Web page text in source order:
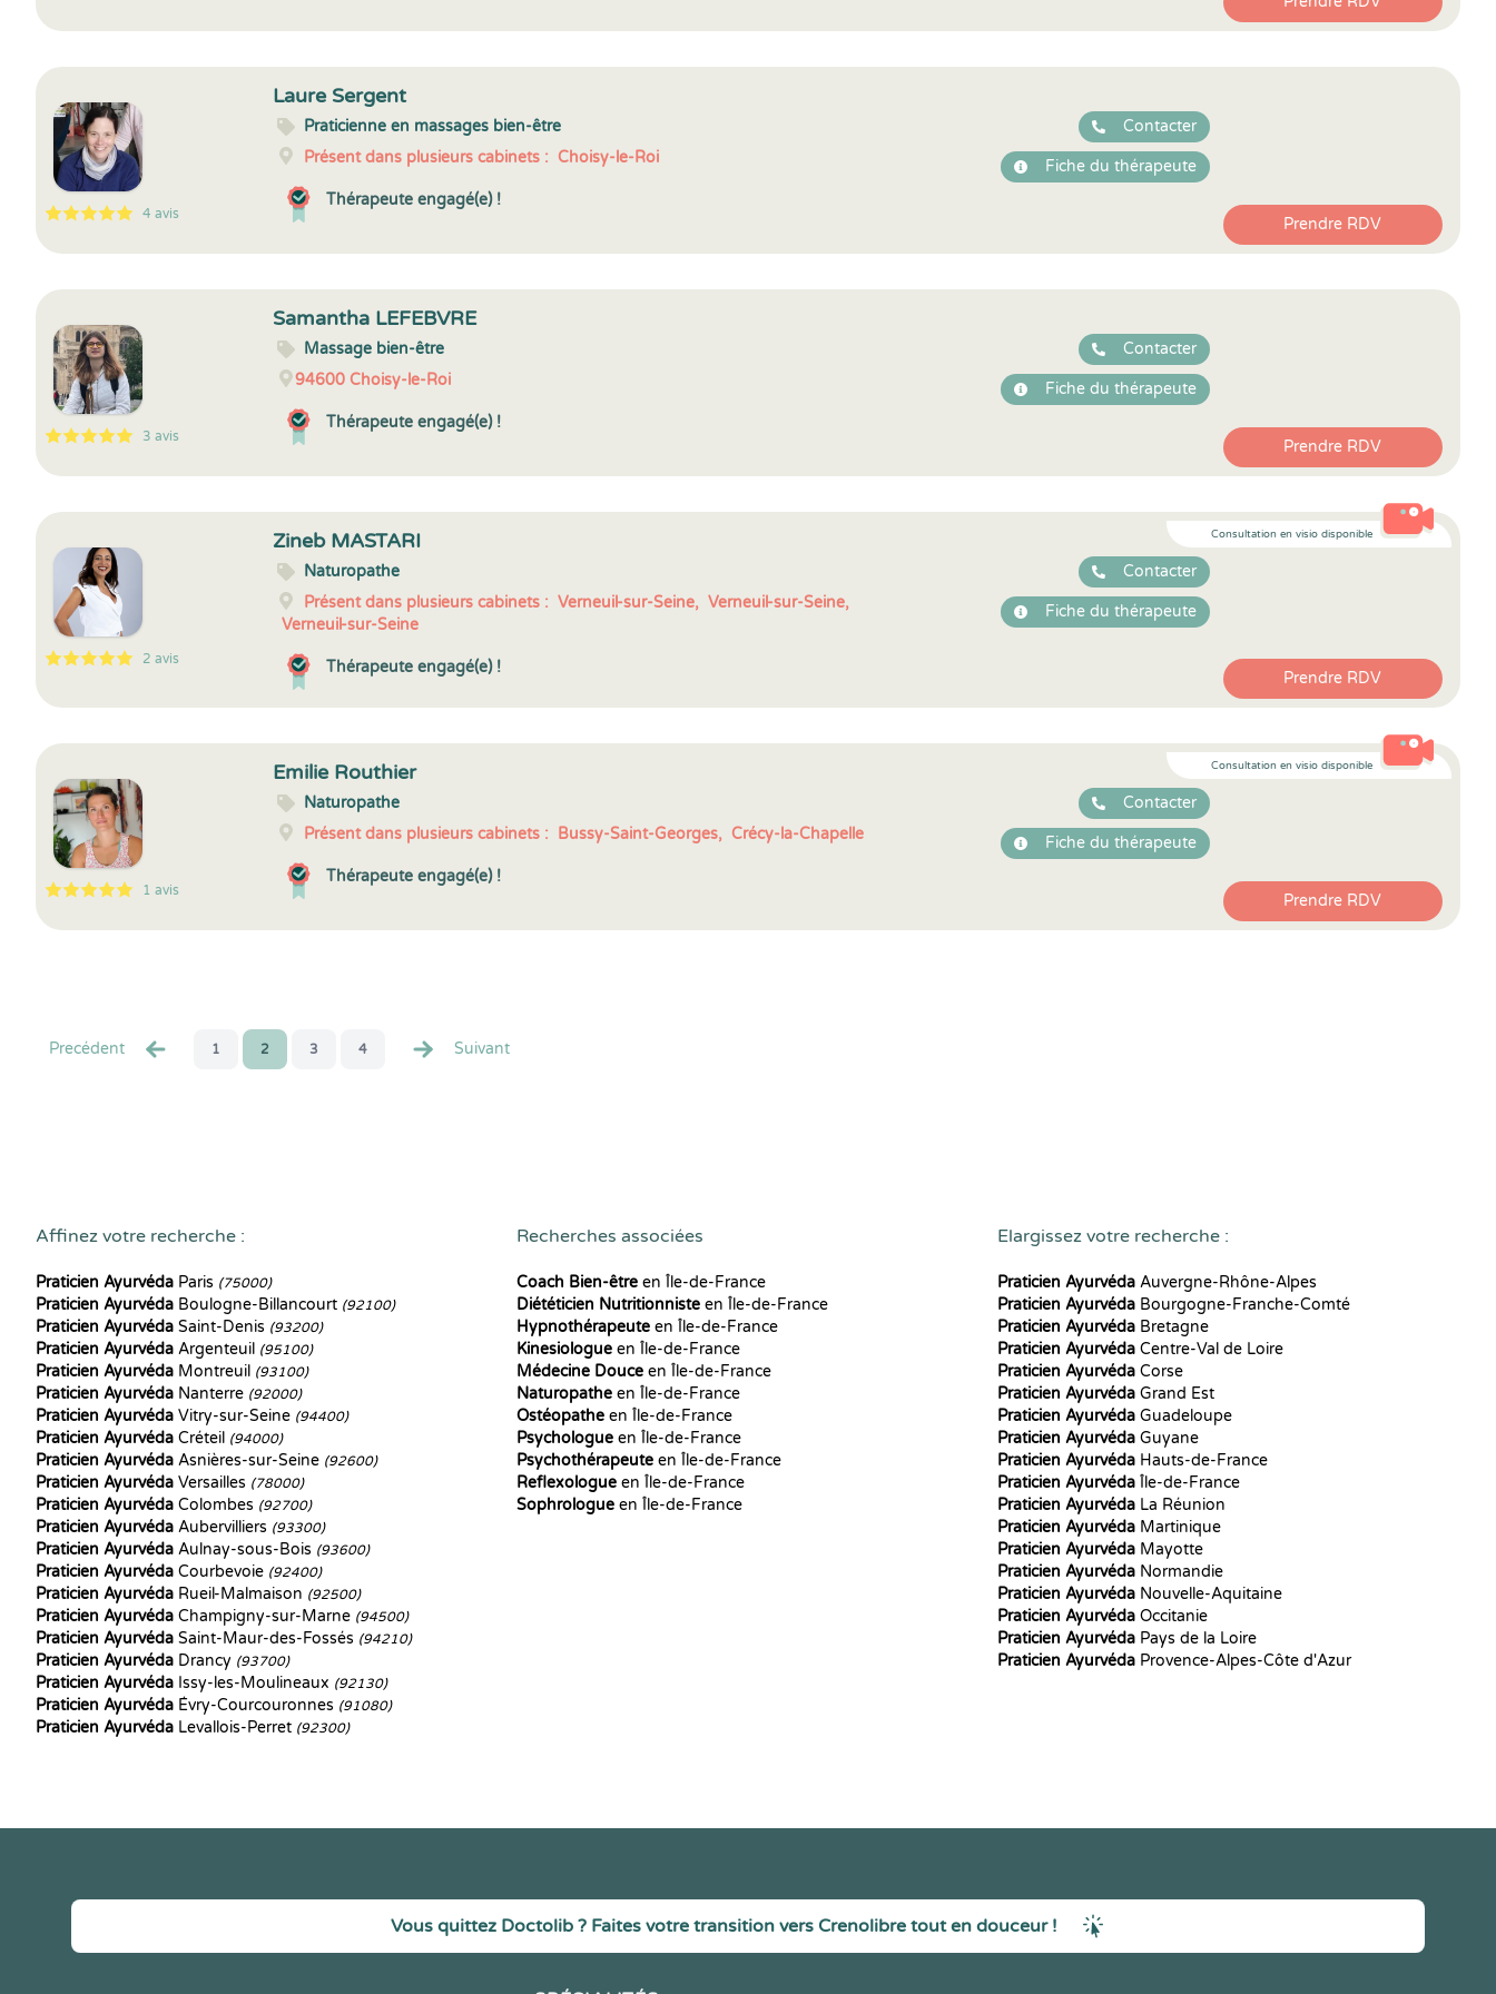
5
1
5
4 4 avis
Laure Sergent
Praticienne en massages bien-être
Présent dans plusieurs cabinets : Choisy-le-Roi
Thérapeute engagé(e) !
Contacter
Fiche du thérapeute
Prendre RDV
5
1
5
3 3 avis
Samantha LEFEBVRE
Massage bien-être
94600Choisy-le-Roi
Thérapeute engagé(e) !
Contacter
Fiche du thérapeute
Prendre RDV
Consultation en visio disponible
5
1
5
2 2 avis
Zineb MASTARI
Naturopathe
Présent dans plusieurs cabinets : Verneuil-sur-Seine, Verneuil-sur-Seine,
Verneuil-sur-Seine
Thérapeute engagé(e) !
Contacter
Fiche du thérapeute
Prendre RDV
Consultation en visio disponible
5
1
5
1 1 avis
Emilie Routhier
Naturopathe
Présent dans plusieurs cabinets : Bussy-Saint-Georges, Crécy-la-Chapelle
Thérapeute engagé(e) !
Contacter
Fiche du thérapeute
Prendre RDV
Precédent 1 2 3 4 Suivant
Affinez votre recherche :
Praticien Ayurvéda Paris (75000)
Praticien Ayurvéda Boulogne-Billancourt (92100)
Praticien Ayurvéda Saint-Denis (93200)
Praticien Ayurvéda Argenteuil (95100)
Praticien Ayurvéda Montreuil (93100)
Praticien Ayurvéda Nanterre (92000)
Praticien Ayurvéda Vitry-sur-Seine (94400)
Praticien Ayurvéda Créteil (94000)
Praticien Ayurvéda Asnières-sur-Seine (92600)
Praticien Ayurvéda Versailles (78000)
Praticien Ayurvéda Colombes (92700)
Praticien Ayurvéda Aubervilliers (93300)
Praticien Ayurvéda Aulnay-sous-Bois (93600)
Praticien Ayurvéda Courbevoie (92400)
Praticien Ayurvéda Rueil-Malmaison (92500)
Praticien Ayurvéda Champigny-sur-Marne (94500)
Praticien Ayurvéda Saint-Maur-des-Fossés (94210)
Praticien Ayurvéda Drancy (93700)
Praticien Ayurvéda Issy-les-Moulineaux (92130)
Praticien Ayurvéda Évry-Courcouronnes (91080)
Praticien Ayurvéda Levallois-Perret (92300)
Recherches associées
Coach Bien-être en Île-de-France
Diététicien Nutritionniste en Île-de-France
Hypnothérapeute en Île-de-France
Kinesiologue en Île-de-France
Médecine Douce en Île-de-France
Naturopathe en Île-de-France
Ostéopathe en Île-de-France
Psychologue en Île-de-France
Psychothérapeute en Île-de-France
Reflexologue en Île-de-France
Sophrologue en Île-de-France
Elargissez votre recherche :
Praticien Ayurvéda Auvergne-Rhône-Alpes
Praticien Ayurvéda Bourgogne-Franche-Comté
Praticien Ayurvéda Bretagne
Praticien Ayurvéda Centre-Val de Loire
Praticien Ayurvéda Corse
Praticien Ayurvéda Grand Est
Praticien Ayurvéda Guadeloupe
Praticien Ayurvéda Guyane
Praticien Ayurvéda Hauts-de-France
Praticien Ayurvéda Île-de-France
Praticien Ayurvéda La Réunion
Praticien Ayurvéda Martinique
Praticien Ayurvéda Mayotte
Praticien Ayurvéda Normandie
Praticien Ayurvéda Nouvelle-Aquitaine
Praticien Ayurvéda Occitanie
Praticien Ayurvéda Pays de la Loire
Praticien Ayurvéda Provence-Alpes-Côte d'Azur
Vous quittez Doctolib ? Faites votre transition vers Crenolibre tout en douceur !